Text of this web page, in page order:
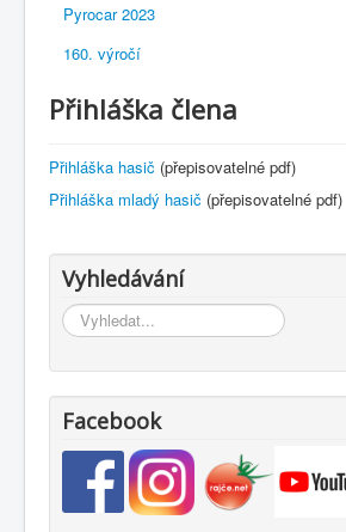
Pyrocar 2023
160. výročí
Přihláška člena
Přihláška hasič (přepisovatelné pdf)
Přihláška mladý hasič (přepisovatelné pdf)
Vyhledávání
Vyhledávání...
Facebook